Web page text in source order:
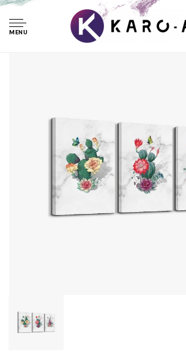
MENU
Schilderij - Cactussen, 120x80cm, 3 luik